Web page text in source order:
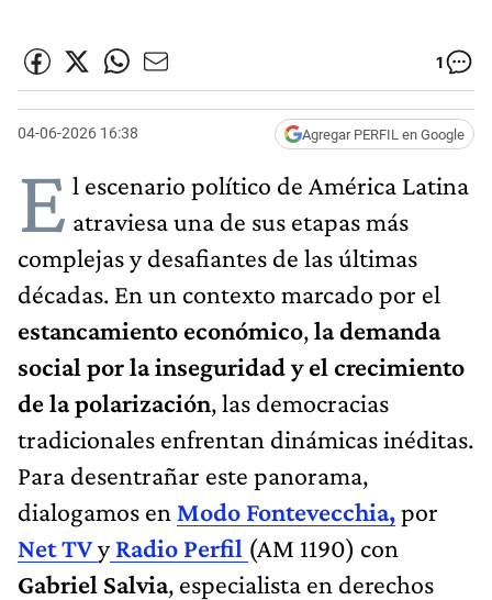
1
04-06-2026 16:38 Agregar PERFIL en Google
E l escenario político de América Latina
atraviesa una de sus etapas más
complejas y desafiantes de las últimas
décadas. En un contexto marcado por el
estancamiento económico,la demanda
social por la inseguridad y el crecimiento
de la polarización, las democracias
tradicionales enfrentan dinámicas inéditas.
Para desentrañar este panorama,
dialogamos en Modo Fontevecchia,por
Net TVy Radio Perfil (AM 1190) con
Gabriel Salvia, especialista en derechos